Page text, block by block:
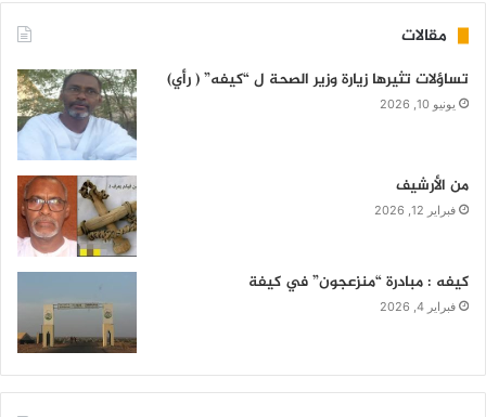
مقالات
تساؤلات تثيرها زيارة وزير الصحة ل “كيفه” ( رأي)
يونيو 10, 2026
من الأرشيف
فبراير 12, 2026
كيفه : مبادرة “منزعجون” في كيفة
فبراير 4, 2026